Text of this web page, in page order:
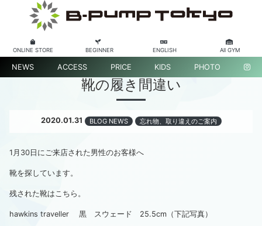
ONLINE STORE BEGINNER ENGLISH All GYM
NEWS ACCESS PRICE KIDS PHOTO
靴の履き間違い
2020.01.31 BLOG NEWS 忘れ物、取り違えのご案内
1月30日にご来店された男性のお客様へ
靴を探しています。
残された靴はこちら。
hawkins traveller 黒 スウェード 25.5cm（下記写真）